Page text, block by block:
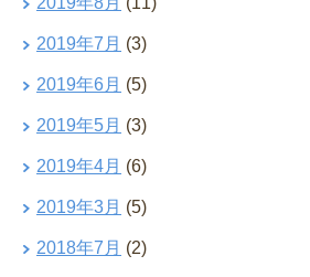
2019年7月 (3)
2019年6月 (5)
2019年5月 (3)
2019年4月 (6)
2019年3月 (5)
2018年7月 (2)